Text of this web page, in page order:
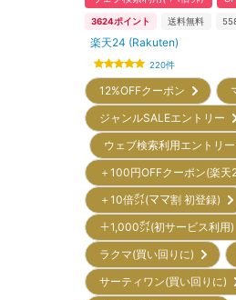
3624ポイント 送料無料
楽天24 (Rakuten)
220件
12%OFFクーポン
ジャンルSALEエントリー
ウェブ検索利用エントリ
＋100円OFFクーポン(楽
＋10倍㌽(ママ割 初登録)
＋1,000㌽(初サービス利
ラクマ(買い回りに)
サーティワン(買い回りに)